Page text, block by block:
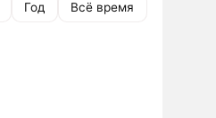
Год Всё время